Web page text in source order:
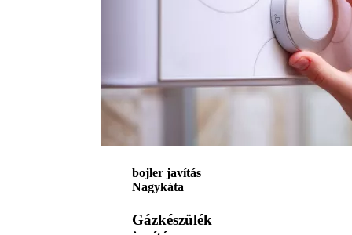
bojler javítás
Nagykáta
Gázkészülék